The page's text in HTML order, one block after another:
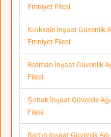
Emniyet Filesi
Kırıkkale İnşaat Güvenlik
Emniyet Filesi
Batman İnşaat Güvenlik
Filesi
Şırnak İnşaat Güvenlik
Filesi
Bartın İnşaat Güvenlik